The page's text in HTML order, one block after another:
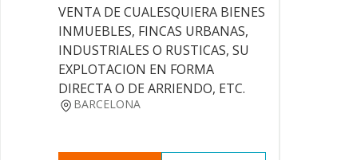
VENTA DE CUALESQUIERA BIENES
INMUEBLES, FINCAS URBANAS,
INDUSTRIALES O RUSTICAS, SU
EXPLOTACION EN FORMA
DIRECTA O DE ARRIENDO, ETC.
BARCELONA